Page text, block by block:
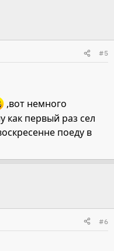
#5
,вот немного
как первый раз сел
поеду в
#6